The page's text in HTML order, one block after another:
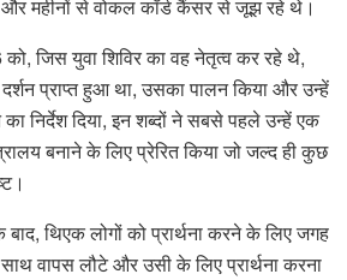
और महीनों से वोकल कॉर्ड कैंसर से जूझ रहे थे।
जिस युवा शिविर का वह नेतृत्व कर रहे थे,
प्राप्त हुआ था, उसका पालन किया और उन्हें
का निर्देश दिया, इन शब्दों ने सबसे पहले उन्हें एक
बनाने के लिए प्रेरित किया जो जल्द ही कुछ
बाद, थिएक लोगों को प्रार्थना करने के लिए जगह
वापस लौटे और उसी के लिए प्रार्थना करना